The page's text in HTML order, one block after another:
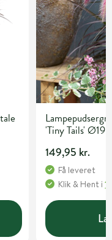
'Tiny Tails' Ø19
149,95 kr.
Få leveret
Klik & Hent i